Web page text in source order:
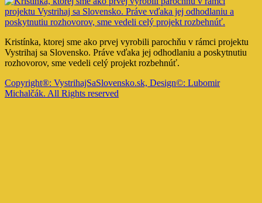
Kristínka, ktorej sme ako prvej vyrobili parochňu v rámci projektu
Vystrihaj sa Slovensko. Práve vďaka jej odhodlaniu a poskytnutiu
rozhovorov, sme vedeli celý projekt rozbehnúť.
Copyright®: VystrihajSaSlovensko.sk, Design©: Lubomir
Michalčák. All Rights reserved